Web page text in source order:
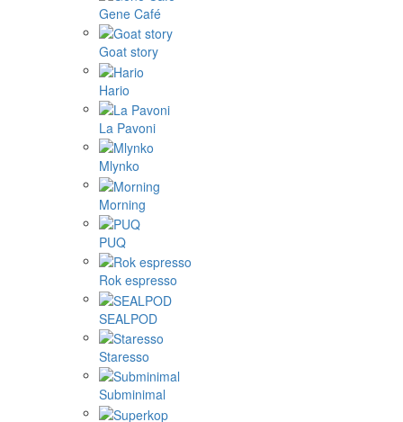
Gene Café
Goat story
Hario
La Pavoni
Mlynko
Morning
PUQ
Rok espresso
SEALPOD
Staresso
Subminimal